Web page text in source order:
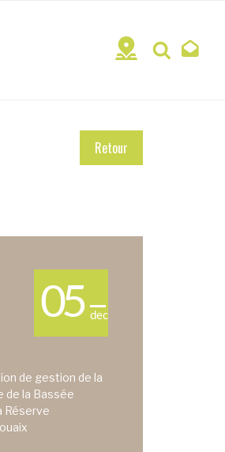
Retour
05 dec
de gestion de la
de la Bassée
Réserve